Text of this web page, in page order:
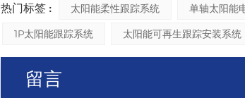
热门标签 : 太阳能柔性跟踪系统 单轴太阳能
1P太阳能跟踪系统
太阳能可再生跟踪安装系统
留言